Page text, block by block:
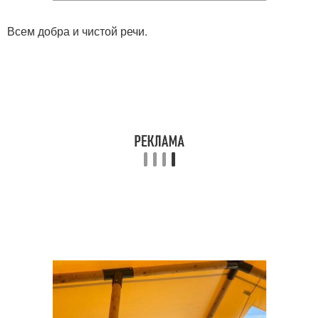
Всем добра и чистой речи.